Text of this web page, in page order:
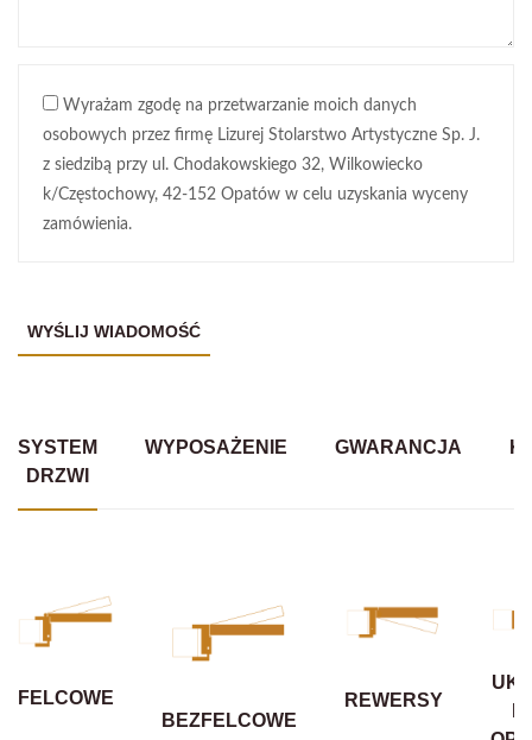
Wyrażam zgodę na przetwarzanie moich danych
osobowych przez firmę Lizurej Stolarstwo Artystyczne Sp. J.
z siedzibą przy ul. Chodakowskiego 32, Wilkowiecko
k/Częstochowy, 42-152 Opatów w celu uzyskania wyceny
zamówienia.
SYSTEM
DRZWI
WYPOSAŻENIE GWARANCJA
FELCOWE
BEZFELCOWE
REWERSY